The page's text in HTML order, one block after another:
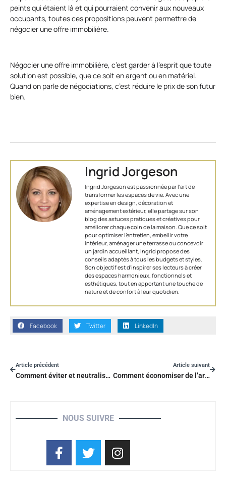
peints qui étaient là et qui pourraient convenir aux nouveaux
occupants, toutes ces propositions peuvent permettre de
négocier une offre immobilière.
Négocier une offre immobilière, c’est garder à l’esprit que toute
solution est possible, que ce soit en argent ou en matériel.
Quand on parle de négociations, c’est réduire le prix de son futur
bien.
Ingrid Jorgeson
Ingrid Jorgeson est passionnée par l'art de
transformer les espaces de vie. Avec une
expertise en design, décoration et
aménagement extérieur, elle partage sur son
blog des astuces pratiques et créatives pour
améliorer chaque coin de la maison. Que ce soit
pour optimiser l’entretien, embellir votre
intérieur, aménager une terrasse ou concevoir
un jardin accueillant, Ingrid propose des
conseils adaptés à tous les budgets et styles.
Son objectif est d'inspirer ses lecteurs à créer
des espaces harmonieux, fonctionnels et
esthétiques, tout en apportant une touche de
nature et de confort à leur quotidien.
Facebook Twitter LinkedIn
Article précédent
Comment éviter et neutraliser mauvaises odeurs dans la maison
Article suivant
Comment économiser de l’argent avec un thermostat intelligent ?
NOUS SUIVRE